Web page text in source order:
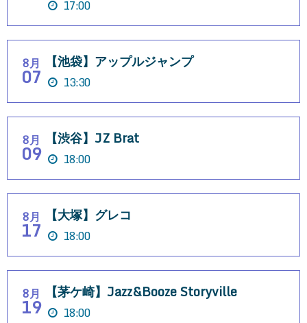
17:00
8月
07
【池袋】アップルジャンプ
13:30
8月
09
【渋谷】JZ Brat
18:00
8月
17
【大塚】グレコ
18:00
8月
19
【茅ケ崎】Jazz&Booze Storyville
18:00